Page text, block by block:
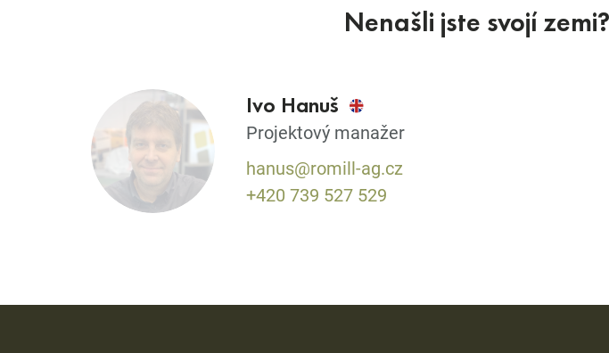
Nenašli jste svojí zemi?
Ivo Hanuš
Projektový manažer
hanus@romill-ag.cz
+420 739 527 529